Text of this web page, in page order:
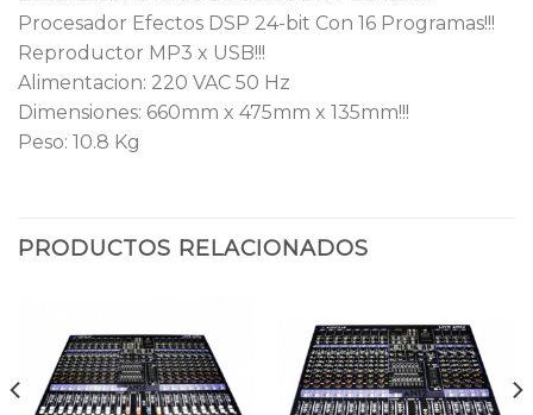
Procesador Efectos DSP 24-bit Con 16 Programas!!!
Reproductor MP3 x USB!!!
Alimentacion: 220 VAC 50 Hz
Dimensiones: 660mm x 475mm x 135mm!!!
Peso: 10.8 Kg
PRODUCTOS RELACIONADOS